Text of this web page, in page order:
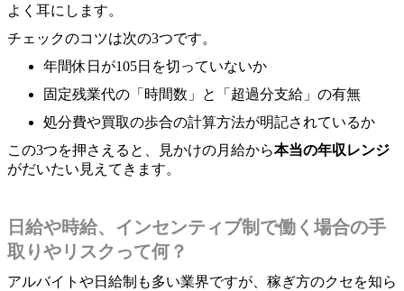
よく耳にします。
チェックのコツは次の3つです。
年間休日が105日を切っていないか
固定残業代の「時間数」と「超過分支給」の有無
処分費や買取の歩合の計算方法が明記されているか
この3つを押さえると、見かけの月給から本当の年収レンジ
がだいたい見えてきます。
日給や時給、インセンティブ制で働く場合の手
取りやリスクって何？
アルバイトや日給制も多い業界ですが、稼ぎ方のクセを知ら